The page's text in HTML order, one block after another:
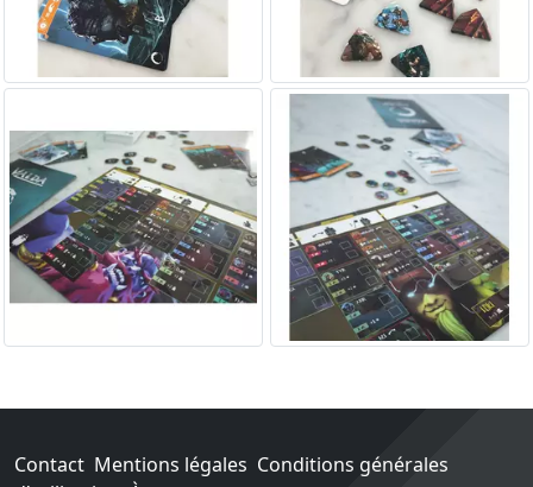
Contact Mentions légales Conditions générales